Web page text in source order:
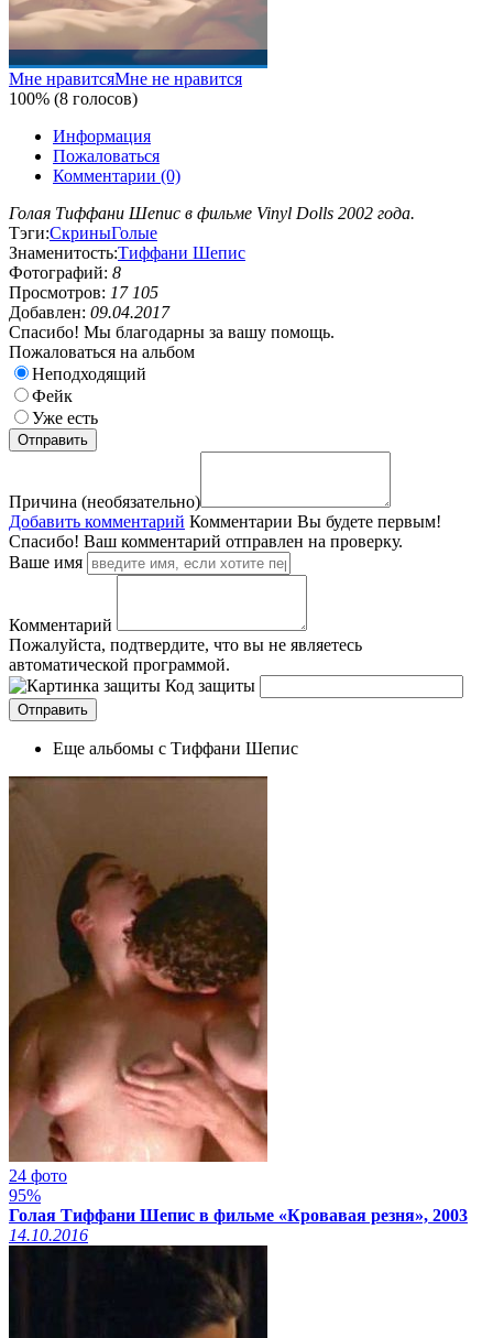
Мне нравитсяМне не нравится
100% (8 голосов)
Информация
Пожаловаться
Комментарии (0)
Голая Тиффани Шепис в фильме Vinyl Dolls 2002 года.
Тэги:СкриныГолые
Знаменитость:Тиффани Шепис
Фотографий: 8
Просмотров: 17 105
Добавлен: 09.04.2017
Спасибо! Мы благодарны за вашу помощь.
Пожаловаться на альбом
Неподходящий
Фейк
Уже есть
Причина (необязательно)
Добавить комментарий Комментарии Вы будете первым!
Спасибо! Ваш комментарий отправлен на проверку.
Ваше имя
Комментарий
Пожалуйста, подтвердите, что вы не являетесь
автоматической программой.
Код защиты
Еще альбомы с Тиффани Шепис
24 фото
95%
Голая Тиффани Шепис в фильме «Кровавая резня», 2003
14.10.2016